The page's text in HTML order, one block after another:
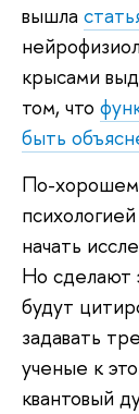
вышла
крысами
том, что
быть
По-
начать
Но сделают
будут
задавать
ученые к
квантовый